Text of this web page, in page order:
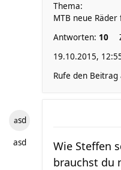
Thema:
MTB neue
Antworten: 10
19.10.2015,
Rufe den Beitrag
asd
asd
Wie Steffen
brauchst du